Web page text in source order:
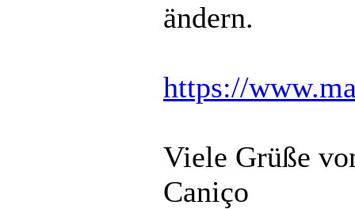
ändern.
https://
Viele Grüße
Caniço